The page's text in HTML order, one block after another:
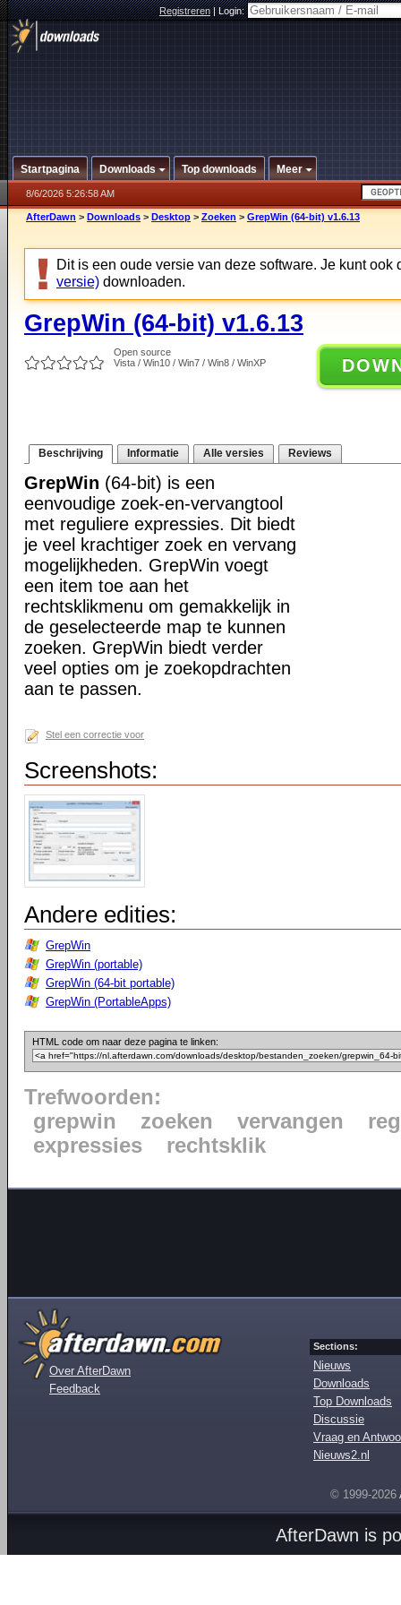
Registreren|Login:
Startpagina Downloads Top downloads Meer
8/6/2026 5:26:58 AM
AfterDawn > Downloads > Desktop > Zoeken > GrepWin (64-bit) v1.6.13
Dit is een oude versie van deze software. Je kunt ook
versie) downloaden.
GrepWin (64-bit) v1.6.13
Open source
Vista / Win10 / Win7 / Win8 / WinXP
Beschrijving Informatie Alle versies Reviews
GrepWin (64-bit) is een
eenvoudige zoek-en-vervangtool
met reguliere expressies. Dit biedt
je veel krachtiger zoek en vervang
mogelijkheden. GrepWin voegt
een item toe aan het
rechtsklikmenu om gemakkelijk in
de geselecteerde map te kunnen
zoeken. GrepWin biedt verder
veel opties om je zoekopdrachten
aan te passen.
Stel een correctie voor
Screenshots:
Andere edities:
GrepWin
GrepWin (portable)
GrepWin (64-bit portable)
GrepWin (PortableApps)
HTML code om naar deze pagina te linken:
Trefwoorden:
grepwin
zoeken vervangen
expressies
rechtsklik
Over AfterDawn
Feedback
Sections:
Nieuws
Downloads
Top Downloads
Discussie
Vraag en
Nieuws2.nl
© 1999-2026
AfterDawn is